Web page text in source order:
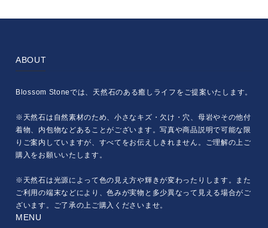
ABOUT
Blossom Stoneでは、天然石のある癒しライフをご提案いたします。
※天然石は自然素材のため、小さなキズ・欠け・穴、母岩やその他付
着物、内包物などあることがございます。写真や商品説明で可能な限
りご案内していますが、すべてをお伝えしきれません。ご理解の上ご
購入をお願いいたします。
※天然石は光源によって色の見え方や輝きが変わったりします。また
ご利用の端末などにより、色みが実物と多少異なって見える場合がご
ざいます。ご了承の上ご購入くださいませ。
MENU